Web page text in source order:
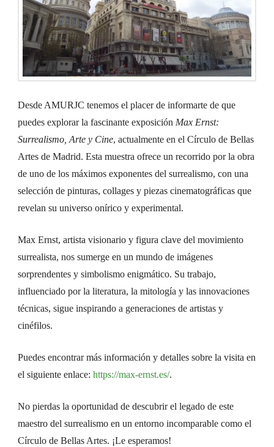
Desde AMURJC tenemos el placer de informarte de que
puedes explorar la fascinante exposición Max Ernst:
Surrealismo, Arte y Cine, actualmente en el Círculo de Bellas
Artes de Madrid. Esta muestra ofrece un recorrido por la obra
de uno de los máximos exponentes del surrealismo, con una
selección de pinturas, collages y piezas cinematográficas que
revelan su universo onírico y experimental.
Max Ernst, artista visionario y figura clave del movimiento
surrealista, nos sumerge en un mundo de imágenes
sorprendentes y simbolismo enigmático. Su trabajo,
influenciado por la literatura, la mitología y las innovaciones
técnicas, sigue inspirando a generaciones de artistas y
cinéfilos.
Puedes encontrar más información y detalles sobre la visita en
el siguiente enlace:https://max-ernst.es/.
No pierdas la oportunidad de descubrir el legado de este
maestro del surrealismo en un entorno incomparable como el
Círculo de Bellas Artes. ¡Le esperamos!